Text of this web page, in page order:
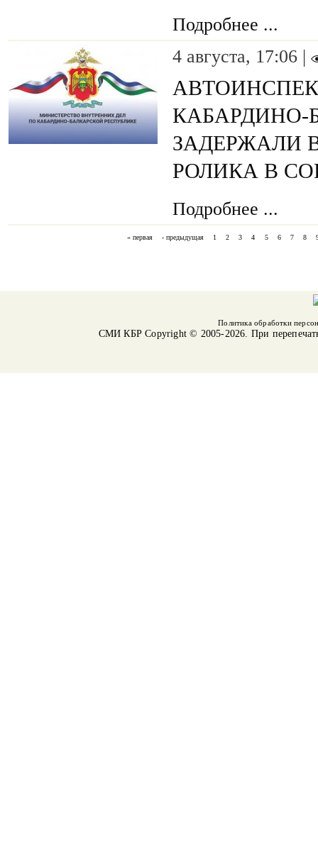
Подробнее ...
4 августа, 17:06 |
КАБАРДИНО-
ЗАДЕРЖАЛИ
РОЛИКА В
Подробнее ...
« первая ‹ предыдущая 1 2 3 4 5 6 7 8
Политика обработки
СМИ КБРCopyright © 2005-2026. При